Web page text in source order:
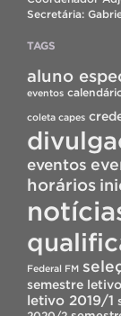
Secretária:
TAGS
aluno
eventos
coleta capes
eventos
horários
Federal FM
semestre
letivo 2019/1